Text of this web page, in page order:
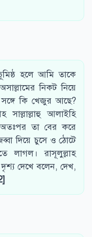
হলে আমি তাকে
নিকট নিয়ে
কি খেজুর আছে?
সাল্লাল্লাহু আলাইহি
অতঃপর তা বের করে
দিয়ে চুসে ও ঠোটে
লাগল। রাসূলুল্লাহ
দৃশ্য দেখে বলেন, দেখ,